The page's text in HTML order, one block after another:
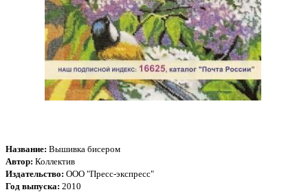
Название: Вышивка бисером
Автор: Коллектив
Издательство: ООО "Пресс-экспресс"
Год выпуска: 2010